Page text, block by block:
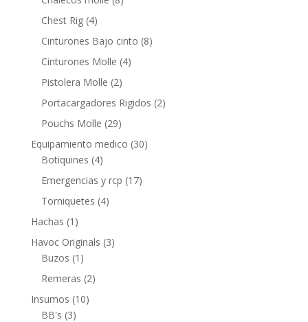
Chest Rig (4)
Cinturones Bajo cinto (8)
Cinturones Molle (4)
Pistolera Molle (2)
Portacargadores Rigidos (2)
Pouchs Molle (29)
Equipamiento medico (30)
Botiquines (4)
Emergencias y rcp (17)
Torniquetes (4)
Hachas (1)
Havoc Originals (3)
Buzos (1)
Remeras (2)
Insumos (10)
BB's (3)